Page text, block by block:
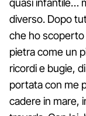
quasi infantile…
diverso. Dopo
che ho scoperto
pietra come un
ricordi e bugie,
portata con me
cadere in mare,